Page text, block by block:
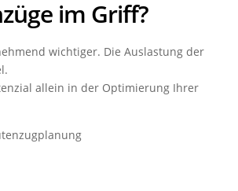
im Griff?
wichtiger. Die Auslastung der
allein in der Optimierung Ihrer